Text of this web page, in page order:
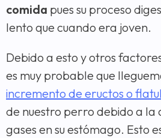
comida pues su proceso
lento que cuando era joven.
Debido a esto y otros
es muy probable que
incremento de eructos o
de nuestro perro debido a la
gases en su estómago. Esto